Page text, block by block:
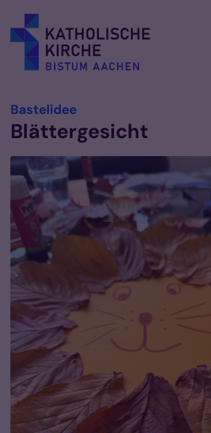
Bastelidee:
Blättergesicht